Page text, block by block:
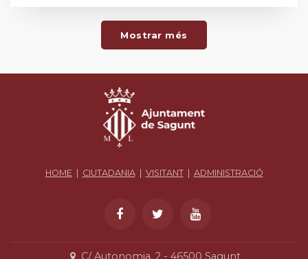
Mostrar més
HOME| CIUTADANIA| VISITANT| ADMINISTRACIÓ
C/ Autonomia, 2 - 46500 Sagunt